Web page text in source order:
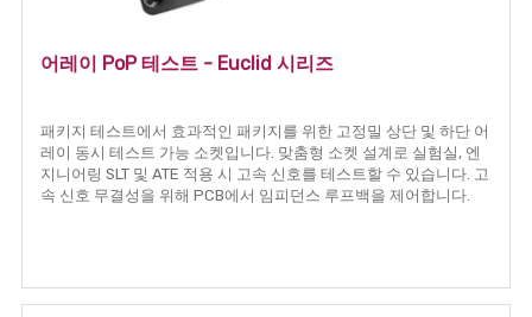
어레이 PoP 테스트 - Euclid 시리즈
패키지 테스트에서 효과적인 패키지를 위한 고정밀 상단 및 하단 어
레이 동시 테스트 가능 소켓입니다. 맞춤형 소켓 설계로 실험실, 엔
지니어링 SLT 및 ATE 적용 시 고속 신호를 테스트할 수 있습니다. 고
속 신호 무결성을 위해 PCB에서 임피던스 루프백을 제어합니다.